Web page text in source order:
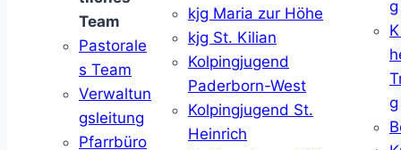
Team
Pastorale
s Team
Verwaltun
gsleitung
Pfarrbüro
kjg Maria zur Höhe
kjg St. Kilian
Kolpingjugend
Paderborn-West
Kolpingjugend St.
Heinrich
g
g